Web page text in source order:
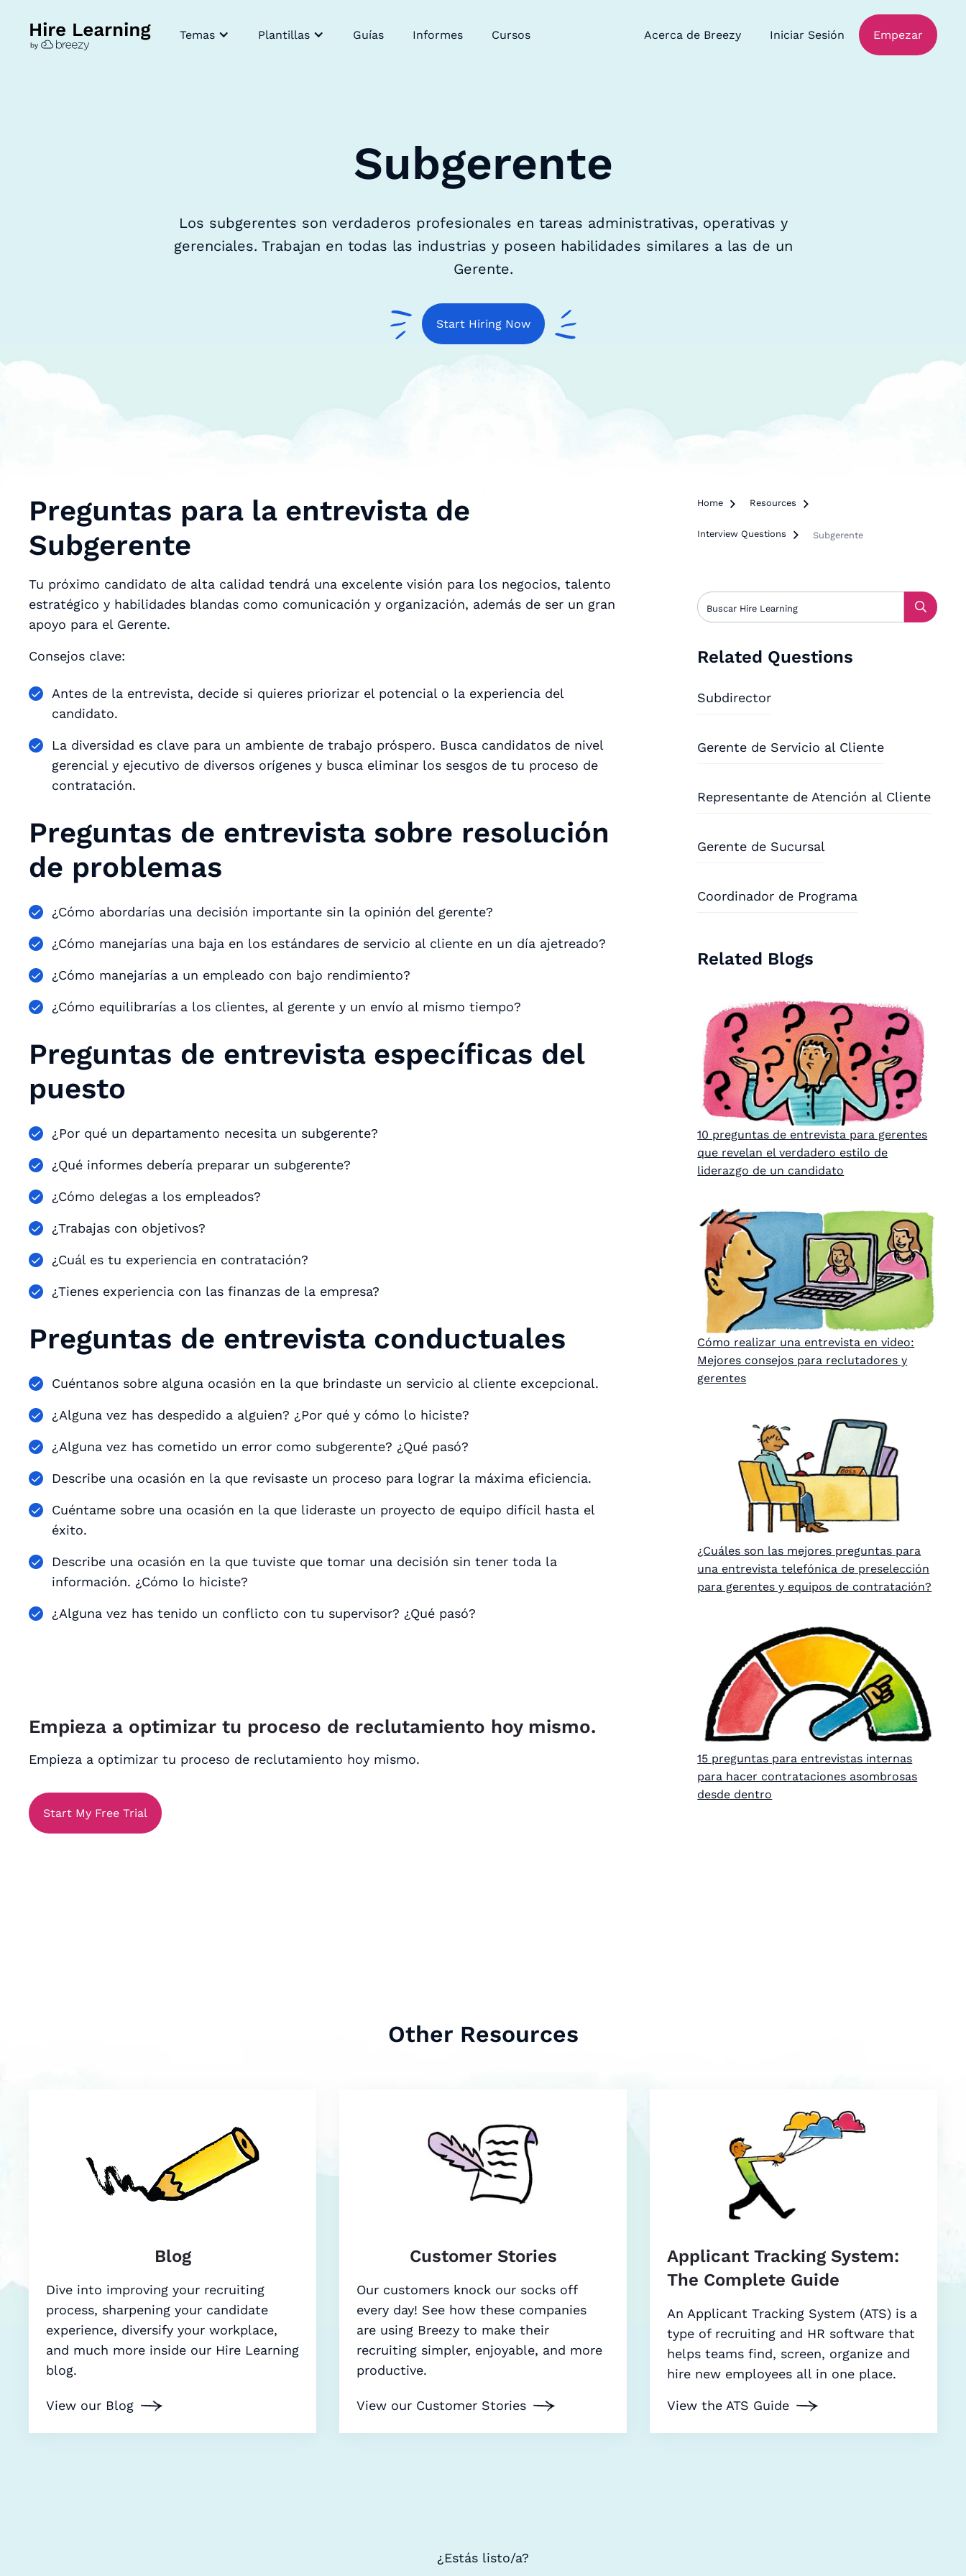
Temas Plantillas Guías Informes Cursos Acerca de Breezy Iniciar Sesión Empezar
Subgerente
Los subgerentes son verdaderos profesionales en tareas administrativas, operativas y
gerenciales. Trabajan en todas las industrias y poseen habilidades similares a las de un
Gerente.
Start Hiring Now
Preguntas para la entrevista de
Subgerente
Tu próximo candidato de alta calidad tendrá una excelente visión para los negocios, talento
estratégico y habilidades blandas como comunicación y organización, además de ser un gran
apoyo para el Gerente.
Consejos clave:
Antes de la entrevista, decide si quieres priorizar el potencial o la experiencia del
candidato.
La diversidad es clave para un ambiente de trabajo próspero. Busca candidatos de nivel
gerencial y ejecutivo de diversos orígenes y busca eliminar los sesgos de tu proceso de
contratación.
Preguntas de entrevista sobre resolución
de problemas
¿Cómo abordarías una decisión importante sin la opinión del gerente?
¿Cómo manejarías una baja en los estándares de servicio al cliente en un día ajetreado?
¿Cómo manejarías a un empleado con bajo rendimiento?
¿Cómo equilibrarías a los clientes, al gerente y un envío al mismo tiempo?
Preguntas de entrevista específicas del
puesto
¿Por qué un departamento necesita un subgerente?
¿Qué informes debería preparar un subgerente?
¿Cómo delegas a los empleados?
¿Trabajas con objetivos?
¿Cuál es tu experiencia en contratación?
¿Tienes experiencia con las finanzas de la empresa?
Preguntas de entrevista conductuales
Cuéntanos sobre alguna ocasión en la que brindaste un servicio al cliente excepcional.
¿Alguna vez has despedido a alguien? ¿Por qué y cómo lo hiciste?
¿Alguna vez has cometido un error como subgerente? ¿Qué pasó?
Describe una ocasión en la que revisaste un proceso para lograr la máxima eficiencia.
Cuéntame sobre una ocasión en la que lideraste un proyecto de equipo difícil hasta el
éxito.
Describe una ocasión en la que tuviste que tomar una decisión sin tener toda la
información. ¿Cómo lo hiciste?
¿Alguna vez has tenido un conflicto con tu supervisor? ¿Qué pasó?
Home  Resources 
Interview Questions  Subgerente
Related Questions
Subdirector
Gerente de Servicio al Cliente
Representante de Atención al Cliente
Gerente de Sucursal
Coordinador de Programa
Related Blogs
10 preguntas de entrevista para gerentes
que revelan el verdadero estilo de
liderazgo de un candidato
Cómo realizar una entrevista en video:
Mejores consejos para reclutadores y
gerentes
¿Cuáles son las mejores preguntas para
una entrevista telefónica de preselección
para gerentes y equipos de contratación?
15 preguntas para entrevistas internas
para hacer contrataciones asombrosas
desde dentro
Empieza a optimizar tu proceso de reclutamiento hoy mismo.
Empieza a optimizar tu proceso de reclutamiento hoy mismo.
Start My Free Trial
Other Resources
Blog
Dive into improving your recruiting
process, sharpening your candidate
experience, diversify your workplace,
and much more inside our Hire Learning
blog.
View our Blog
Customer Stories
Our customers knock our socks off
every day! See how these companies
are using Breezy to make their
recruiting simpler, enjoyable, and more
productive.
View our Customer Stories
Applicant Tracking System:
The Complete Guide
An Applicant Tracking System (ATS) is a
type of recruiting and HR software that
helps teams find, screen, organize and
hire new employees all in one place.
View the ATS Guide
¿Estás listo/a?